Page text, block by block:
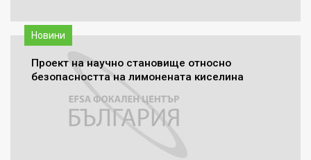
Новини
Проект на научно становище относно
безопасността на лимонената киселина